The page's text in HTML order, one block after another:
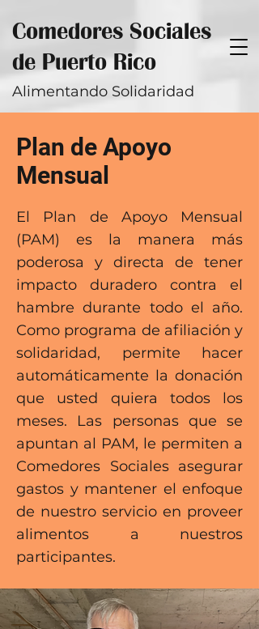
Comedores Sociales
de Puerto Rico
Alimentando Solidaridad
Plan de Apoyo
Mensual
El Plan de Apoyo Mensual
(PAM) es la manera más
poderosa y directa de tener
impacto duradero contra el
hambre durante todo el año.
Como programa de afiliación y
solidaridad, permite hacer
automáticamente la donación
que usted quiera todos los
meses. Las personas que se
apuntan al PAM, le permiten a
Comedores Sociales asegurar
gastos y mantener el enfoque
de nuestro servicio en proveer
alimentos a nuestros
participantes.